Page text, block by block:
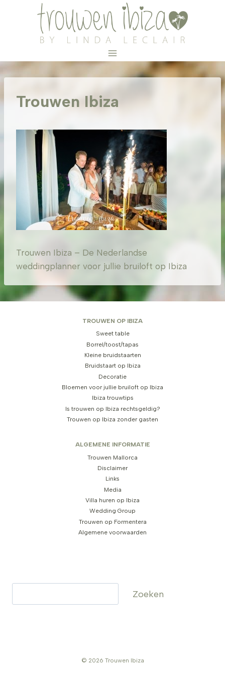
Trouwen Ibiza
Trouwen Ibiza – De Nederlandse
weddingplanner voor jullie bruiloft op Ibiza
TROUWEN OP IBIZA
Sweet table
Borrel/toost/tapas
Kleine bruidstaarten
Bruidstaart op Ibiza
Decoratie
Bloemen voor jullie bruiloft op Ibiza
Ibiza trouwtips
Is trouwen op Ibiza rechtsgeldig?
Trouwen op Ibiza zonder gasten
ALGEMENE INFORMATIE
Trouwen Mallorca
Disclaimer
Links
Media
Villa huren op Ibiza
Wedding Group
Trouwen op Formentera
Algemene voorwaarden
Zoeken
© 2026 Trouwen Ibiza